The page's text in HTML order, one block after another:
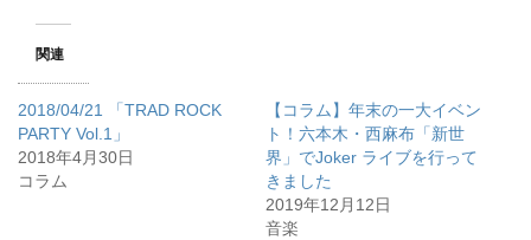
関連
2018/04/21 「TRAD ROCK
PARTY Vol.1」
2018年4月30日
コラム
【コラム】年末の一大イベン
ト！六本木・西麻布「新世
界」でJoker ライブを行って
きました
2019年12月12日
音楽